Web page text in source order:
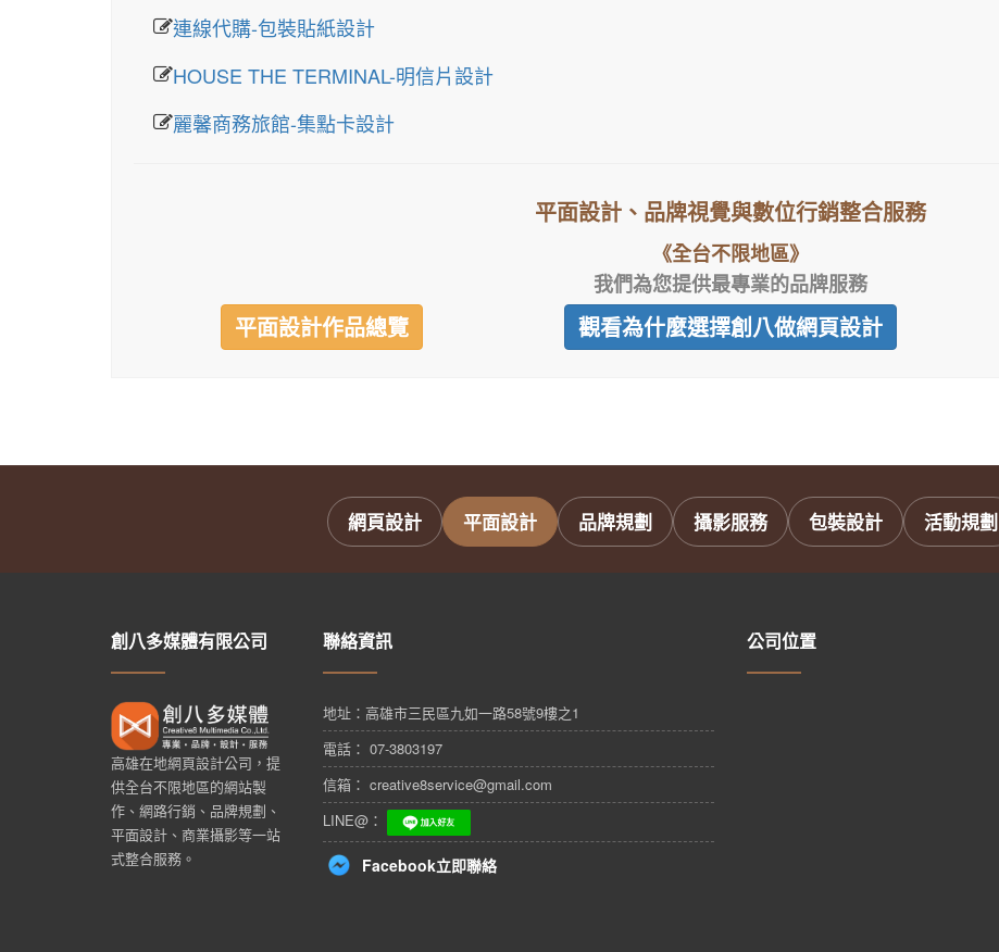
連線代購-包裝貼紙設計
HOUSE THE TERMINAL-明信片設計
麗馨商務旅館-集點卡設計
平面設計、品牌視覺與數位行銷整合服務
《全台不限地區》
我們為您提供最專業的品牌服務
平面設計作品總覽 觀看為什麼選擇創八做網頁設計
網頁設計 平面設計 品牌規劃 攝影服務 包裝設計 活動規劃
創八多媒體有限公司
高雄在地網頁設計公司，提
供全台不限地區的網站製
作、網路行銷、品牌規劃、
平面設計、商業攝影等一站
式整合服務。
聯絡資訊
地址： 高雄市三民區九如一路58號9樓之1
電話： 07-3803197
信箱： creative8service@gmail.com
LINE@：
Facebook立即聯絡
公司位置